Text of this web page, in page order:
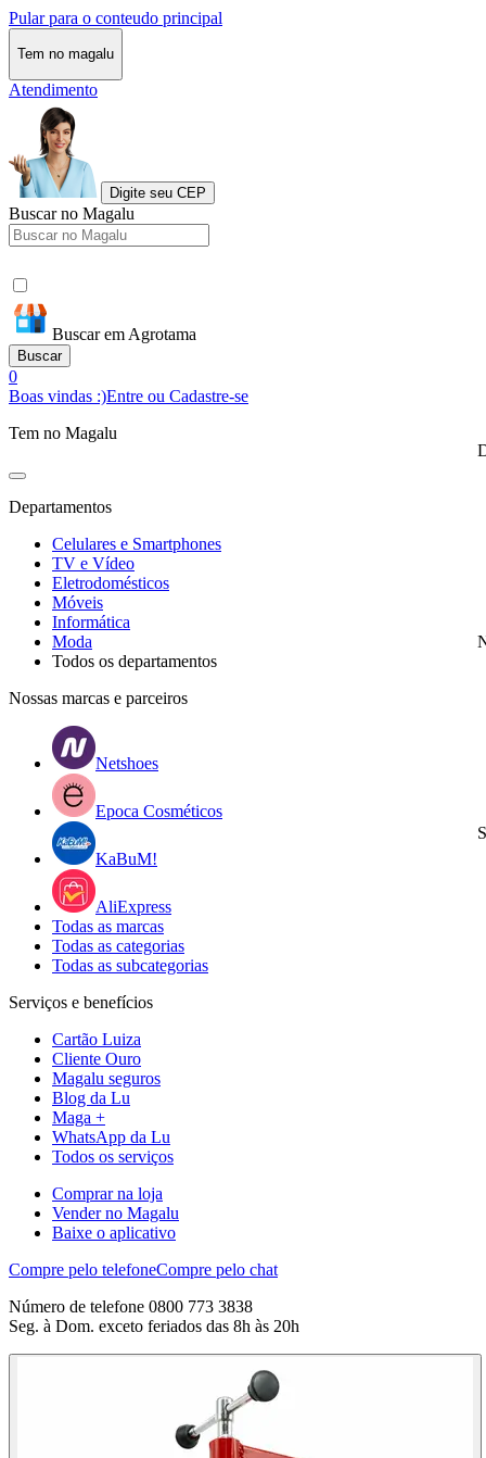
Pular para o conteudo principal
Tem no magalu
Atendimento
Digite seu CEP
Buscar no Magalu
Buscar em Agrotama
Buscar
0
Boas vindas :)Entre ou Cadastre-se
Tem no Magalu
Departamentos
Celulares e Smartphones
TV e Vídeo
Eletrodomésticos
Móveis
Informática
Moda
Todos os departamentos
Nossas marcas e parceiros
Netshoes
Epoca Cosméticos
KaBuM!
AliExpress
Todas as marcas
Todas as categorias
Todas as subcategorias
Serviços e benefícios
Cartão Luiza
Cliente Ouro
Magalu seguros
Blog da Lu
Maga +
WhatsApp da Lu
Todos os serviços
Comprar na loja
Vender no Magalu
Baixe o aplicativo
Compre pelo telefoneCompre pelo chat
Número de telefone 0800 773 3838
Seg. à Dom. exceto feriados das 8h às 20h